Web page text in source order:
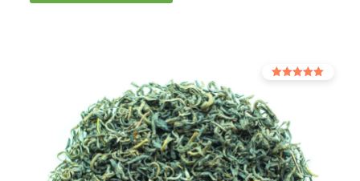
may
be
chosen
on
the
out of 5